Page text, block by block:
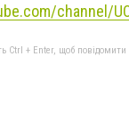
channel/
Ctrl + Enter, щоб